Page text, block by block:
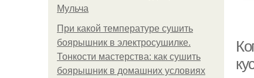
Мульча
При какой температуре сушить
боярышник в электросушилке.
Тонкости мастерства: как сушить
боярышник в домашних условиях